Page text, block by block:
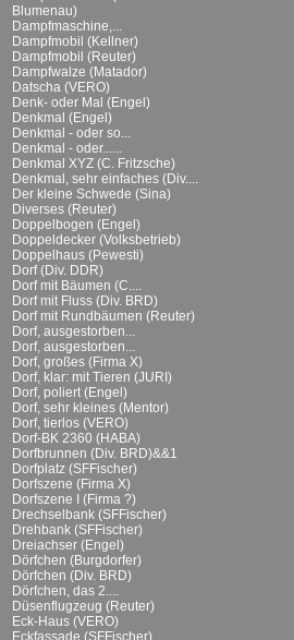
Blumenau)
Dampfmaschine,...
Dampfmobil (Kellner)
Dampfmobil (Reuter)
Dampfwalze (Matador)
Datscha (VERO)
Denk- oder Mal (Engel)
Denkmal (Engel)
Denkmal - oder so...
Denkmal - oder......
Denkmal XYZ (C. Fritzsche)
Denkmal, sehr einfaches (Div....
Der kleine Schwede (Sina)
Diverses (Reuter)
Doppelbogen (Engel)
Doppeldecker (Volksbetrieb)
Doppelhaus (Pewesti)
Dorf (Div. DDR)
Dorf mit Bäumen (C....
Dorf mit Fluss (Div. BRD)
Dorf mit Rundbäumen (Reuter)
Dorf, ausgestorben...
Dorf, ausgestorben...
Dorf, großes (Firma X)
Dorf, klar: mit Tieren (JURI)
Dorf, poliert (Engel)
Dorf, sehr kleines (Mentor)
Dorf, tierlos (VERO)
Dorf-BK 2360 (HABA)
Dorfbrunnen (Div. BRD)&&1
Dorfplatz (SFFischer)
Dorfszene (Firma X)
Dorfszene I (Firma ?)
Drechselbank (SFFischer)
Drehbank (SFFischer)
Dreiachser (Engel)
Dörfchen (Burgdorfer)
Dörfchen (Div. BRD)
Dörfchen, das 2....
Düsenflugzeug (Reuter)
Eck-Haus (VERO)
Eckfassade (SFFischer)